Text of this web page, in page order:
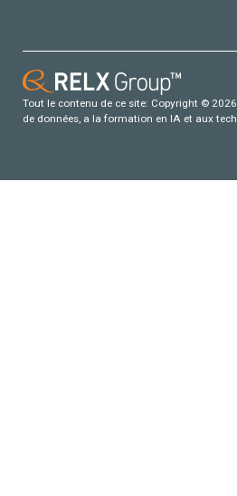
Tout le contenu de ce site: Copyright ©
de données, a la formation en IA et aux